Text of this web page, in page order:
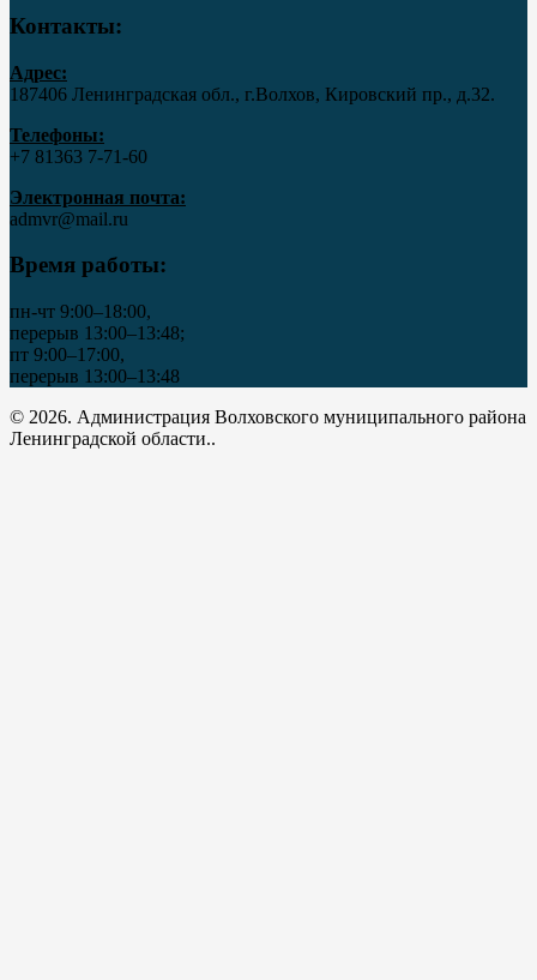
Контакты:
Адрес:
187406 Ленинградская обл., г.Волхов, Кировский пр., д.32.
Телефоны:
+7 81363 7‑71-60
Электронная почта:
admvr@mail.ru
Время работы:
пн-чт 9:00–18:00,
перерыв 13:00–13:48;
пт 9:00–17:00,
перерыв 13:00–13:48
© 2026. Администрация Волховского муниципального района
Ленинградской области..